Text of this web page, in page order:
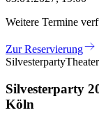
Weitere Termine
Zur Reservierung
SilvesterpartyTheater
Silvesterparty
Köln